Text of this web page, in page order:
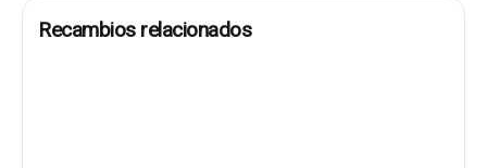
Recambios relacionados